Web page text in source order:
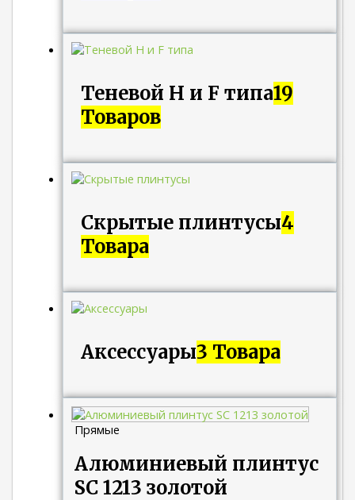
Теневой H и F типа19
Товаров
Скрытые плинтусы4
Товара
Аксессуары3 Товара
Прямые
Алюминиевый плинтус
SC 1213 золотой